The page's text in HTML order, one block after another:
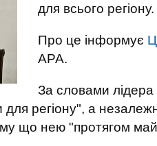
для всього регіону.
Про це інформує
АРА.
За словами
регіону", а
що нею "протягом